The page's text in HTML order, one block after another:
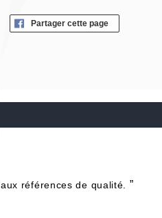
Partager cette page
aux références de qualité. ”